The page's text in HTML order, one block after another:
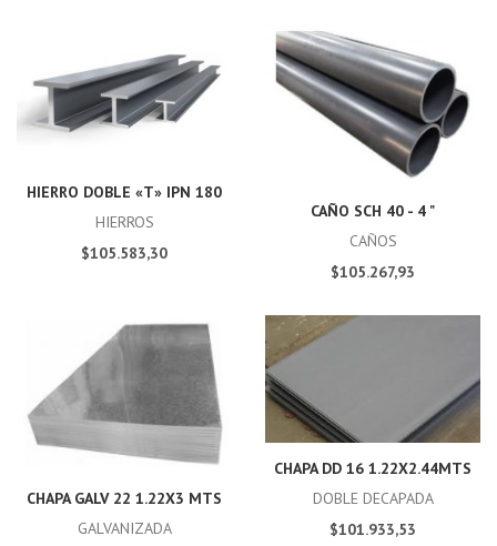
HIERRO DOBLE «T» IPN 180
HIERROS
$105.583,30
CAÑO SCH 40 - 4 "
CAÑOS
$105.267,93
CHAPA GALV 22 1.22X3 MTS
GALVANIZADA
CHAPA DD 16 1.22X2.44MTS
DOBLE DECAPADA
$101.933,53